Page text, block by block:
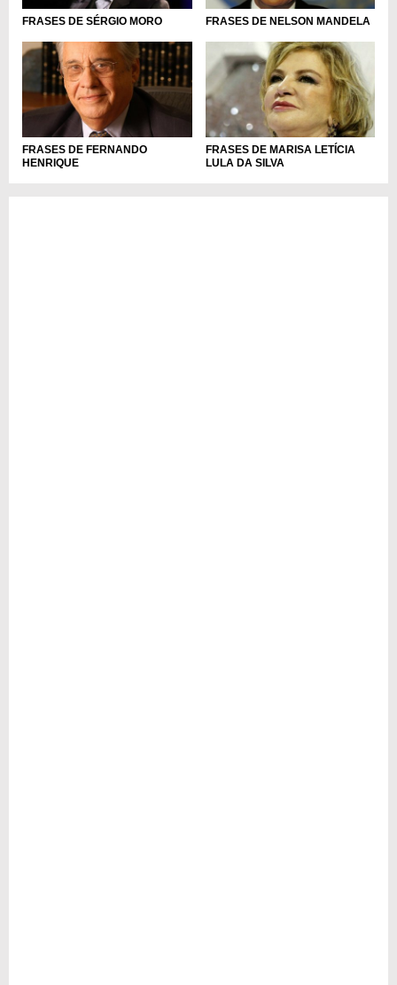
FRASES DE SÉRGIO MORO FRASES DE NELSON MANDELA
FRASES DE FERNANDO
HENRIQUE
FRASES DE MARISA LETÍCIA
LULA DA SILVA